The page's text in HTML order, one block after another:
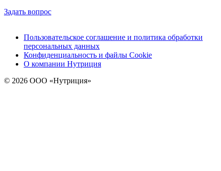
Задать вопрос
Пользовательское соглашение и политика обработки
персональных данных
Конфиденциальность и файлы Cookie
О компании Нутриция
© 2026 ООО «Нутриция»